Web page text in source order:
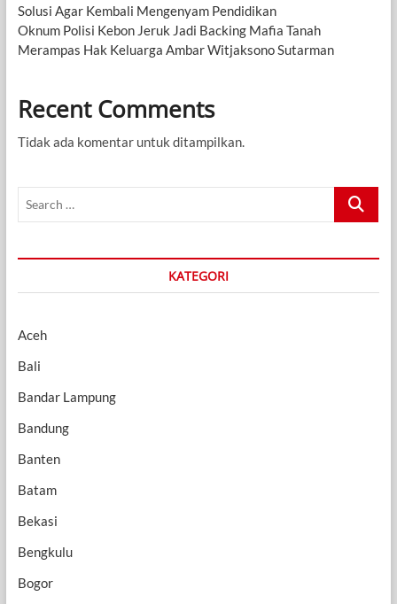
Solusi Agar Kembali Mengenyam Pendidikan
Oknum Polisi Kebon Jeruk Jadi Backing Mafia Tanah
Merampas Hak Keluarga Ambar Witjaksono Sutarman
Recent Comments
Tidak ada komentar untuk ditampilkan.
Search
KATEGORI
Aceh
Bali
Bandar Lampung
Bandung
Banten
Batam
Bekasi
Bengkulu
Bogor